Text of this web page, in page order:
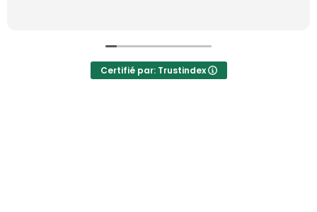
Certifié par: Trustindex